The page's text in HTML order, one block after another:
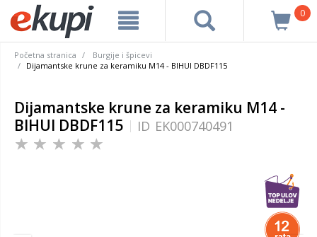
0
Početna stranica
Burgije i špicevi
Dijamantske krune za keramiku M14 - BIHUI DBDF115
Dijamantske krune za keramiku M14 -
BIHUI DBDF115
ID EK000740491